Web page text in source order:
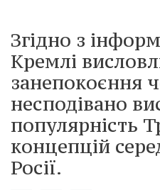
Згідно з
Кремлі
занепокоєння
несподівано
популярність
концепцій
Росії.